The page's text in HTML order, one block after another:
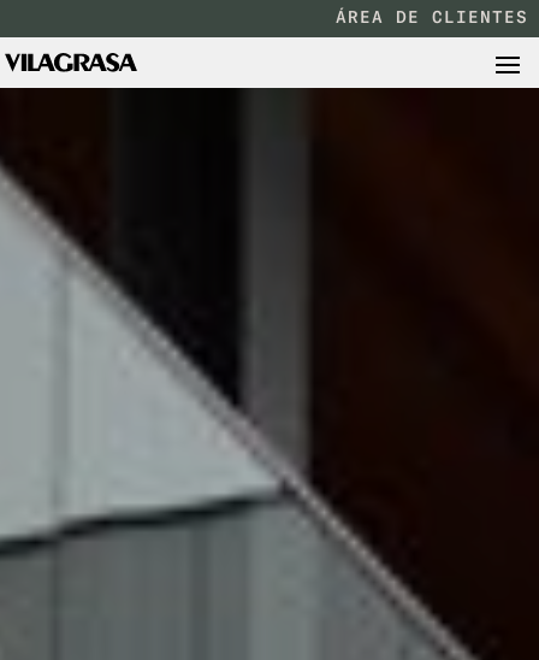
ÁREA DE CLIENTES